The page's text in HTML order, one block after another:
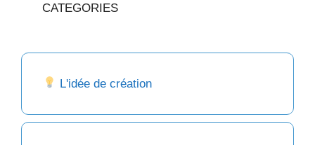
CATEGORIES
L'idée de création